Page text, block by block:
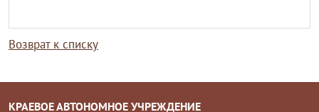
Возврат к списку
КРАЕВОЕ АВТОНОМНОЕ УЧРЕЖДЕНИЕ